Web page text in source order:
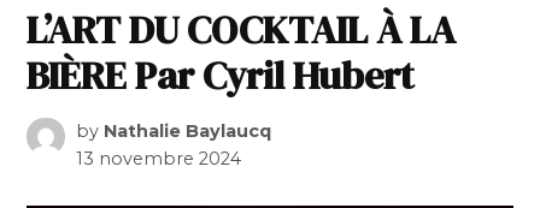
L’ART DU COCKTAIL À LA
BIÈRE Par Cyril Hubert
by Nathalie Baylaucq
13 novembre 2024